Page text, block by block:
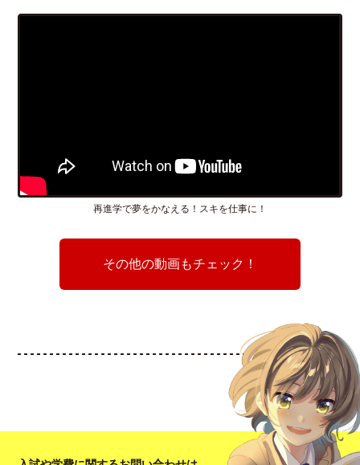
再進学で夢をかなえる！スキを仕事に！
その他の動画もチェック！